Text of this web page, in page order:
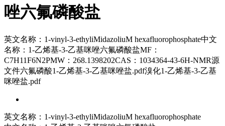
唑六氟磷酸盐
英文名称：1-vinyl-3-ethyliMidazoliuM hexafluorophosphate中文
名称：1-乙烯基-3-乙基咪唑六氟磷酸盐MF：
C7H11F6N2PMW：268.1398202CAS：1034364-43-6H-NMR源
文件六氟磷酸1-乙烯基-3-乙基咪唑盐.pdf溴化1-乙烯基-3-乙基
咪唑盐.pdf
英文名称：1-vinyl-3-ethyliMidazoliuM hexafluorophosphate